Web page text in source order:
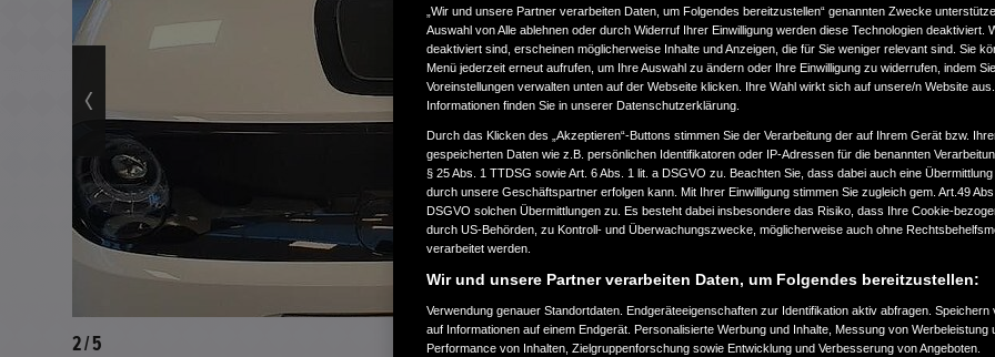
2 / 5
„Wir und unsere Partner verarbeiten Daten, um Folgendes bereitzustellen“ genannten Zwecke
Auswahl von Alle ablehnen oder durch Widerruf Ihrer Einwilligung werden diese Technologien deaktiviert.
deaktiviert sind, erscheinen möglicherweise Inhalte und Anzeigen, die für Sie weniger relevant sind. Sie
Menü jederzeit erneut aufrufen, um Ihre Auswahl zu ändern oder Ihre Einwilligung zu widerrufen, indem
Voreinstellungen verwalten unten auf der Webseite klicken. Ihre Wahl wirkt sich auf unsere/n Website
Informationen finden Sie in unserer Datenschutzerklärung.
Durch das Klicken des „Akzeptieren“-Buttons stimmen Sie der Verarbeitung der auf Ihrem Gerät bzw.
gespeicherten Daten wie z.B. persönlichen Identifikatoren oder IP-Adressen für die benannten
§ 25 Abs. 1 TTDSG sowie Art. 6 Abs. 1 lit. a DSGVO zu. Beachten Sie, dass dabei auch eine Übermittlung
durch unsere Geschäftspartner erfolgen kann. Mit Ihrer Einwilligung stimmen Sie zugleich gem. Art.49
DSGVO solchen Übermittlungen zu. Es besteht dabei insbesondere das Risiko, dass Ihre Cookie-
durch US-Behörden, zu Kontroll- und Überwachungszwecke, möglicherweise auch ohne
verarbeitet werden.
Wir und unsere Partner verarbeiten Daten, um Folgendes bereitzustellen:
Verwendung genauer Standortdaten. Endgeräteeigenschaften zur Identifikation aktiv abfragen. Speichern
auf Informationen auf einem Endgerät. Personalisierte Werbung und Inhalte, Messung von Werbeleistung
Performance von Inhalten, Zielgruppenforschung sowie Entwicklung und Verbesserung von Angeboten.